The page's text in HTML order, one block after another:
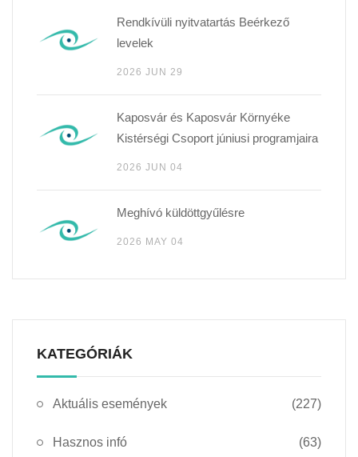
Rendkívüli nyitvatartás Beérkező
levelek
2026 JUN 29
Kaposvár és Kaposvár Környéke
Kistérségi Csoport júniusi programjaira
2026 JUN 04
Meghívó küldöttgyűlésre
2026 MAY 04
KATEGÓRIÁK
Aktuális események (227)
Hasznos infó (63)